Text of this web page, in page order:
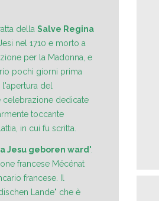
della Salve Regina
nel 1710 e morto a
per la Madonna, e
pochi giorni prima
l'apertura del
dedicate
toccante
in cui fu scritta.
Jesu geboren ward".
francese Mécénat
francese. Il
Lande" che è